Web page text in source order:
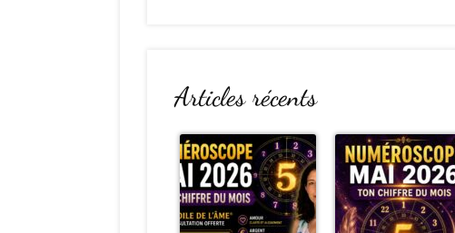
Articles récents